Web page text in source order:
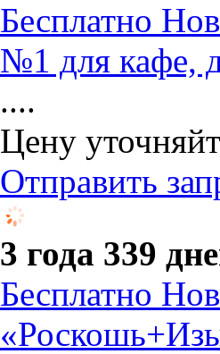
Бесплатно
№1 для кафе,
....
Цену
Отправить
3 года 339
Бесплатно